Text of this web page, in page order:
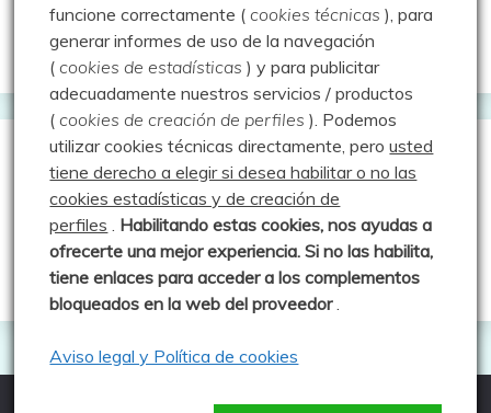
Aprendiz de sueños
Guías de Montaña
Manu - Entre Valles y Cumbre
Luis Crespo Fernández
funcione correctamente (cookies técnicas ), para
generar informes de uso de la navegación
(cookies de estadísticas ) y para publicitar
adecuadamente nuestros servicios / productos
(cookies de creación de perfiles ). Podemos
utilizar cookies técnicas directamente, perousted
tiene derecho a elegir si desea habilitar o no las
cookies estadísticas y de creación de
perfiles . Habilitando estas cookies, nos ayudas a
ofrecerte una mejor experiencia. Si no las habilita,
tiene enlaces para acceder a los complementos
bloqueados en la web del proveedor.
Aviso legal y Política de cookies